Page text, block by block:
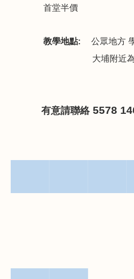
首堂半價
教學地點:
公眾地方
大埔附近
有意請聯絡 5578